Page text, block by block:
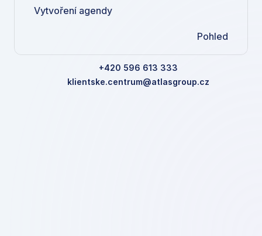
Vytvoření agendy
Pohled
+420 596 613 333
klientske.centrum@atlasgroup.cz